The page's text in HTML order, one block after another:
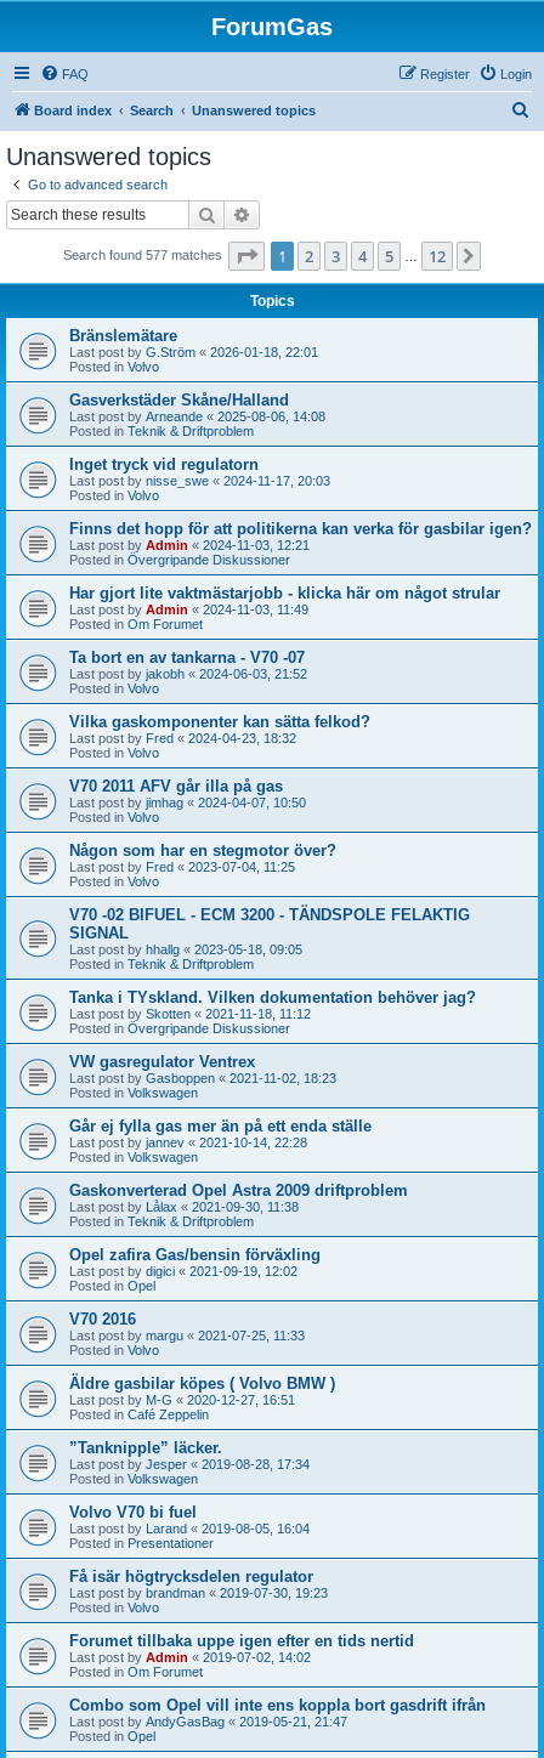
ForumGas
FAQ Login
Register
Board index Search Unanswered topics
Unanswered topics
Go to advanced search
Search
Search found 577 matches Page 1of 12
1 2 3 4 5 12
Topics
Bränslemätare
Last post by G.Ström « 2026-01-18, 22:01
Posted in Volvo
Gasverkstäder Skåne/Halland
Last post by Arneande « 2025-08-06, 14:08
Posted in Teknik & Driftproblem
Inget tryck vid regulatorn
Last post by nisse_swe « 2024-11-17, 20:03
Posted in Volvo
Finns det hopp för att politikerna kan verka för gasbilar igen?
Last post by Admin « 2024-11-03, 12:21
Posted in Övergripande Diskussioner
Har gjort lite vaktmästarjobb - klicka här om något strular
Last post by Admin « 2024-11-03, 11:49
Posted in Om Forumet
Ta bort en av tankarna - V70 -07
Last post by jakobh « 2024-06-03, 21:52
Posted in Volvo
Vilka gaskomponenter kan sätta felkod?
Last post by Fred « 2024-04-23, 18:32
Posted in Volvo
V70 2011 AFV går illa på gas
Last post by jimhag « 2024-04-07, 10:50
Posted in Volvo
Någon som har en stegmotor över?
Last post by Fred « 2023-07-04, 11:25
Posted in Volvo
V70 -02 BIFUEL - ECM 3200 - TÄNDSPOLE FELAKTIG
SIGNAL
Last post by hhallg « 2023-05-18, 09:05
Posted in Teknik & Driftproblem
Tanka i TYskland. Vilken dokumentation behöver jag?
Last post by Skotten « 2021-11-18, 11:12
Posted in Övergripande Diskussioner
VW gasregulator Ventrex
Last post by Gasboppen « 2021-11-02, 18:23
Posted in Volkswagen
Går ej fylla gas mer än på ett enda ställe
Last post by jannev « 2021-10-14, 22:28
Posted in Volkswagen
Gaskonverterad Opel Astra 2009 driftproblem
Last post by Lålax « 2021-09-30, 11:38
Posted in Teknik & Driftproblem
Opel zafira Gas/bensin förväxling
Last post by digici « 2021-09-19, 12:02
Posted in Opel
V70 2016
Last post by margu « 2021-07-25, 11:33
Posted in Volvo
Äldre gasbilar köpes ( Volvo BMW )
Last post by M-G « 2020-12-27, 16:51
Posted in Café Zeppelin
”Tanknipple” läcker.
Last post by Jesper « 2019-08-28, 17:34
Posted in Volkswagen
Volvo V70 bi fuel
Last post by Larand « 2019-08-05, 16:04
Posted in Presentationer
Få isär högtrycksdelen regulator
Last post by brandman « 2019-07-30, 19:23
Posted in Volvo
Forumet tillbaka uppe igen efter en tids nertid
Last post by Admin « 2019-07-02, 14:02
Posted in Om Forumet
Combo som Opel vill inte ens koppla bort gasdrift ifrån
Last post by AndyGasBag « 2019-05-21, 21:47
Posted in Opel